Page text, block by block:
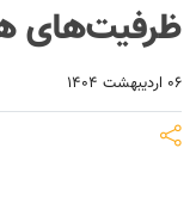
ظرفیت‌های
۰۶ اردیبهشت ۱۴۰۴